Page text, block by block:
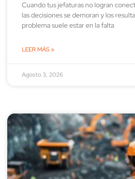
Cuando tus jefaturas no logran
las decisiones se demoran y los
problema suele estar en la falta
LEER MÁS »
Agosto 3, 2026